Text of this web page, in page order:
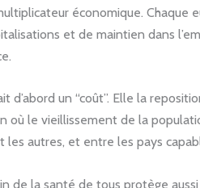
économique.
et de maintien dans
un “coût”. Elle la
le vieillissement de la
autres, et entre les pays
de la santé de tous protège